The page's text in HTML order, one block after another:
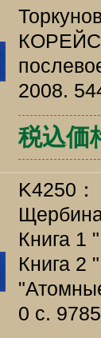
2008.
税込
K4250：
Книга 1
Книга 2
0 c.